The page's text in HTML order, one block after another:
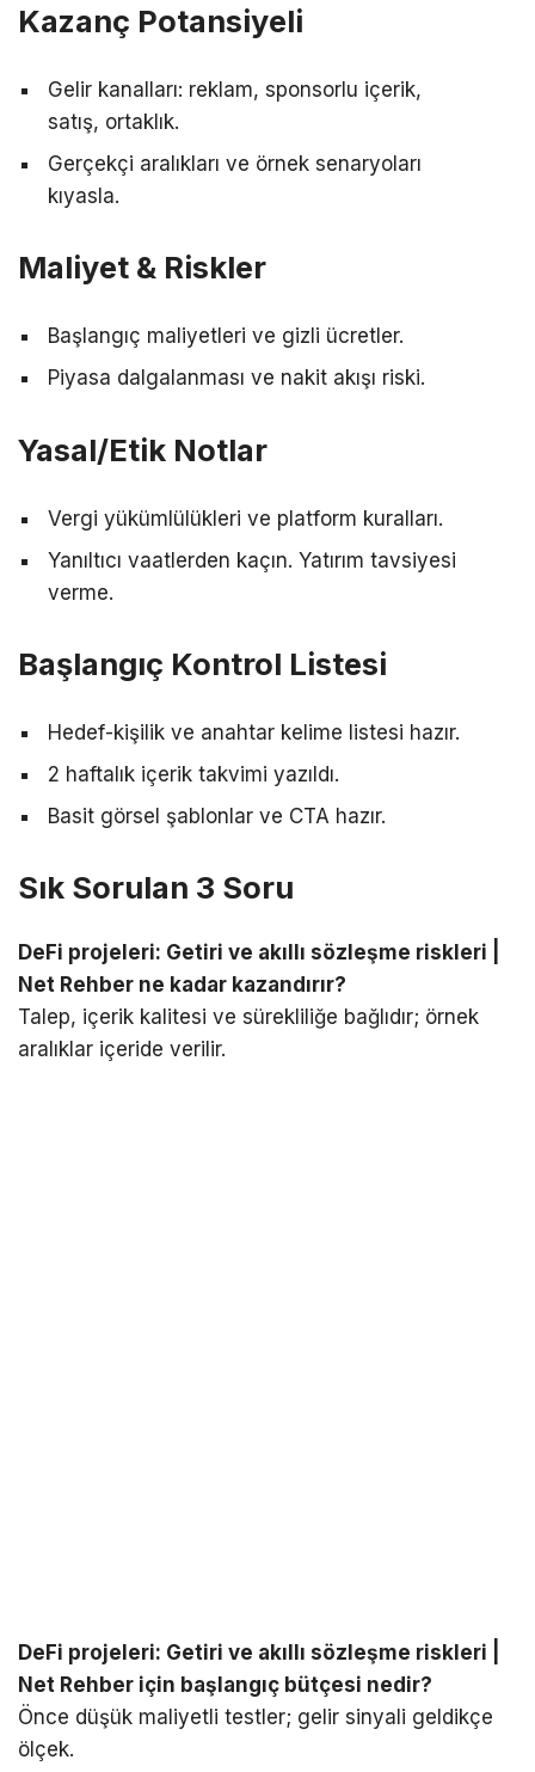
Kazanç Potansiyeli
Gelir kanalları: reklam, sponsorlu içerik,
satış, ortaklık.
Gerçekçi aralıkları ve örnek senaryoları
kıyasla.
Maliyet & Riskler
Başlangıç maliyetleri ve gizli ücretler.
Piyasa dalgalanması ve nakit akışı riski.
Yasal/Etik Notlar
Vergi yükümlülükleri ve platform kuralları.
Yanıltıcı vaatlerden kaçın. Yatırım tavsiyesi
verme.
Başlangıç Kontrol Listesi
Hedef-kişilik ve anahtar kelime listesi hazır.
2 haftalık içerik takvimi yazıldı.
Basit görsel şablonlar ve CTA hazır.
Sık Sorulan 3 Soru
DeFi projeleri: Getiri ve akıllı sözleşme riskleri |
Net Rehber ne kadar kazandırır?
Talep, içerik kalitesi ve sürekliliğe bağlıdır; örnek
aralıklar içeride verilir.
DeFi projeleri: Getiri ve akıllı sözleşme riskleri |
Net Rehber için başlangıç bütçesi nedir?
Önce düşük maliyetli testler; gelir sinyali geldikçe
ölçek.